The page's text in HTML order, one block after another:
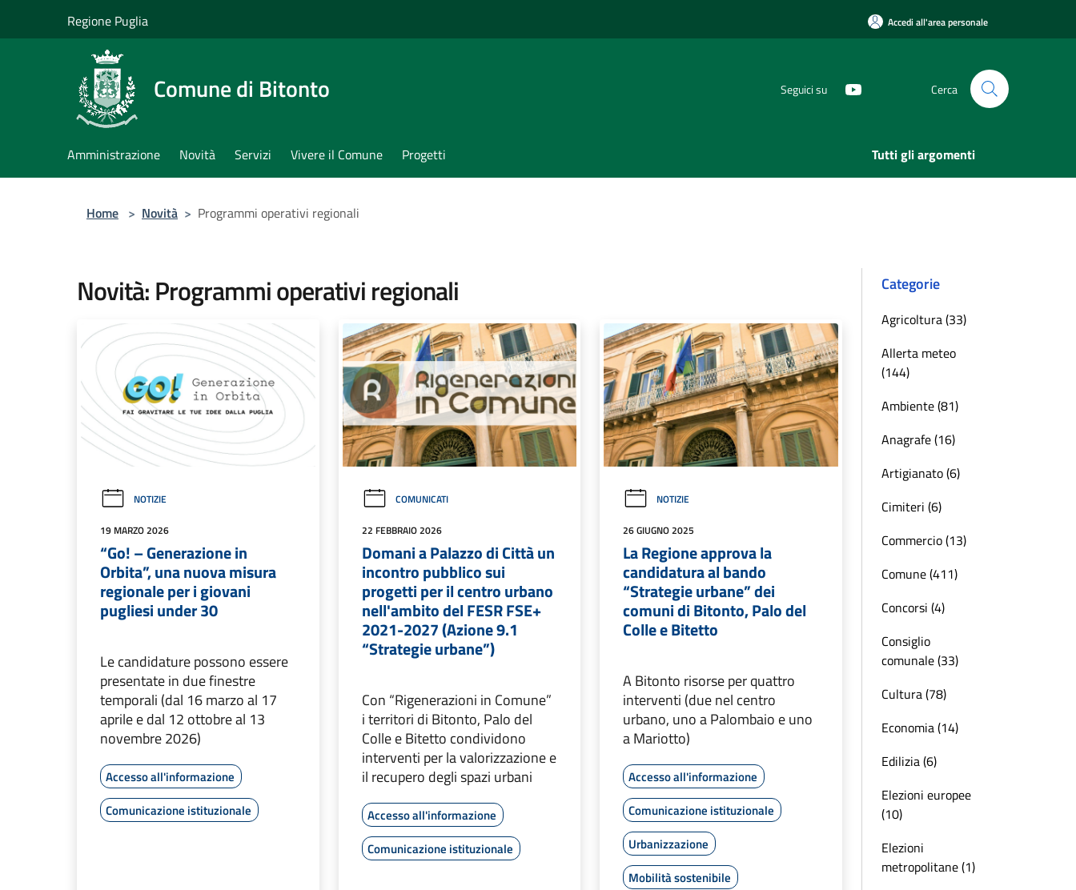
Regione Puglia Accedi all'area personale
Comune di Bitonto Seguici su Cerca
Amministrazione Novità Servizi Vivere il Comune Progetti Tutti gli argomenti
Home > Novità > Programmi operativi regionali
Novità: Programmi operativi regionali
NOTIZIE
19 MARZO 2026
“Go! – Generazione in
Orbita”, una nuova misura
regionale per i giovani
pugliesi under 30
Le candidature possono essere
presentate in due finestre
temporali (dal 16 marzo al 17
aprile e dal 12 ottobre al 13
novembre 2026)
Accesso all'informazione
Comunicazione istituzionale
COMUNICATI
22 FEBBRAIO 2026
Domani a Palazzo di Città un
incontro pubblico sui
progetti per il centro urbano
nell'ambito del FESR FSE+
2021-2027 (Azione 9.1
“Strategie urbane”)
Con “Rigenerazioni in Comune”
i territori di Bitonto, Palo del
Colle e Bitetto condividono
interventi per la valorizzazione e
il recupero degli spazi urbani
Accesso all'informazione
Comunicazione istituzionale
NOTIZIE
26 GIUGNO 2025
La Regione approva la
candidatura al bando
“Strategie urbane” dei
comuni di Bitonto, Palo del
Colle e Bitetto
A Bitonto risorse per quattro
interventi (due nel centro
urbano, uno a Palombaio e uno
a Mariotto)
Accesso all'informazione
Comunicazione istituzionale
Urbanizzazione
Mobilità sostenibile
Categorie
Agricoltura (33)
Allerta meteo
(144)
Ambiente (81)
Anagrafe (16)
Artigianato (6)
Cimiteri (6)
Commercio (13)
Comune (411)
Concorsi (4)
Consiglio
comunale (33)
Cultura (78)
Economia (14)
Edilizia (6)
Elezioni europee
(10)
Elezioni
metropolitane (1)